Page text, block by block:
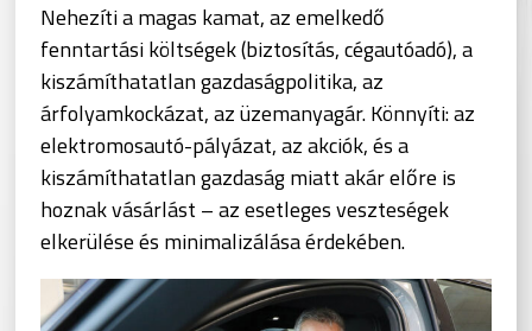
Nehezíti a magas kamat, az emelkedő
fenntartási költségek (biztosítás, cégautóadó), a
kiszámíthatatlan gazdaságpolitika, az
árfolyamkockázat, az üzemanyagár. Könnyíti: az
elektromosautó-pályázat, az akciók, és a
kiszámíthatatlan gazdaság miatt akár előre is
hoznak vásárlást – az esetleges veszteségek
elkerülése és minimalizálása érdekében.